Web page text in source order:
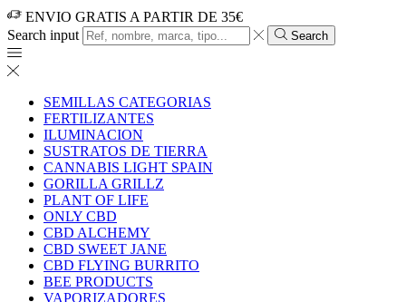
ENVIO GRATIS A PARTIR DE 35€
Search input
Search
SEMILLAS CATEGORIAS
FERTILIZANTES
ILUMINACION
SUSTRATOS DE TIERRA
CANNABIS LIGHT SPAIN
GORILLA GRILLZ
PLANT OF LIFE
ONLY CBD
CBD ALCHEMY
CBD SWEET JANE
CBD FLYING BURRITO
BEE PRODUCTS
VAPORIZADORES